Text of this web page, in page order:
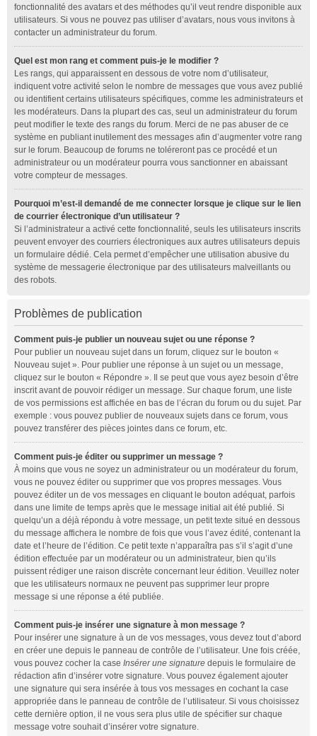
fonctionnalité des avatars et des méthodes qu’il veut rendre disponible aux
utilisateurs. Si vous ne pouvez pas utiliser d’avatars, nous vous invitons à
contacter un administrateur du forum.
Quel est mon rang et comment puis-je le modifier ?
Les rangs, qui apparaissent en dessous de votre nom d’utilisateur,
indiquent votre activité selon le nombre de messages que vous avez publié
ou identifient certains utilisateurs spécifiques, comme les administrateurs et
les modérateurs. Dans la plupart des cas, seul un administrateur du forum
peut modifier le texte des rangs du forum. Merci de ne pas abuser de ce
système en publiant inutilement des messages afin d’augmenter votre rang
sur le forum. Beaucoup de forums ne toléreront pas ce procédé et un
administrateur ou un modérateur pourra vous sanctionner en abaissant
votre compteur de messages.
Pourquoi m’est-il demandé de me connecter lorsque je clique sur le lien
de courrier électronique d’un utilisateur ?
Si l’administrateur a activé cette fonctionnalité, seuls les utilisateurs inscrits
peuvent envoyer des courriers électroniques aux autres utilisateurs depuis
un formulaire dédié. Cela permet d’empêcher une utilisation abusive du
système de messagerie électronique par des utilisateurs malveillants ou
des robots.
Problèmes de publication
Comment puis-je publier un nouveau sujet ou une réponse ?
Pour publier un nouveau sujet dans un forum, cliquez sur le bouton «
Nouveau sujet ». Pour publier une réponse à un sujet ou un message,
cliquez sur le bouton « Répondre ». Il se peut que vous ayez besoin d’être
inscrit avant de pouvoir rédiger un message. Sur chaque forum, une liste
de vos permissions est affichée en bas de l’écran du forum ou du sujet. Par
exemple : vous pouvez publier de nouveaux sujets dans ce forum, vous
pouvez transférer des pièces jointes dans ce forum, etc.
Comment puis-je éditer ou supprimer un message ?
À moins que vous ne soyez un administrateur ou un modérateur du forum,
vous ne pouvez éditer ou supprimer que vos propres messages. Vous
pouvez éditer un de vos messages en cliquant le bouton adéquat, parfois
dans une limite de temps après que le message initial ait été publié. Si
quelqu’un a déjà répondu à votre message, un petit texte situé en dessous
du message affichera le nombre de fois que vous l’avez édité, contenant la
date et l’heure de l’édition. Ce petit texte n’apparaîtra pas s’il s’agit d’une
édition effectuée par un modérateur ou un administrateur, bien qu’ils
puissent rédiger une raison discrète concernant leur édition. Veuillez noter
que les utilisateurs normaux ne peuvent pas supprimer leur propre
message si une réponse a été publiée.
Comment puis-je insérer une signature à mon message ?
Pour insérer une signature à un de vos messages, vous devez tout d’abord
en créer une depuis le panneau de contrôle de l’utilisateur. Une fois créée,
vous pouvez cocher la case Insérer une signature depuis le formulaire de
rédaction afin d’insérer votre signature. Vous pouvez également ajouter
une signature qui sera insérée à tous vos messages en cochant la case
appropriée dans le panneau de contrôle de l’utilisateur. Si vous choisissez
cette dernière option, il ne vous sera plus utile de spécifier sur chaque
message votre souhait d’insérer votre signature.